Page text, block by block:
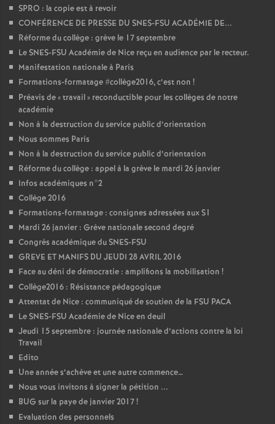
SPRO : la copie est à revoir
CONFÉRENCE DE PRESSE DU SNES-FSU ACADÉMIE DE...
Réforme du collège : grève le 17 septembre
Le SNES-FSU Académie de Nice reçu en audience par le recteur.
Manifestation nationale à Paris
Formations-formatage #collège2016, c’est non !
Préavis de «travail» reconductible pour les collèges de notre
académie
Non à la destruction du service public d’orientation
Nous sommes Paris
Non à la destruction du service public d’orientation
Réforme du collège : appel à la grève le mardi 26 janvier
Infos académiques n°2
Collège 2016
Formations-formatage : consignes adressées aux S1
Mardi 26 janvier : Grève nationale second degré
Congrès académique du SNES-FSU
GREVE ET MANIFS DU JEUDI 28 AVRIL 2016
Face au déni de démocratie : amplifions la mobilisation !
Collège2016 : Résistance pédagogique
Attentat de Nice : communiqué de soutien de la FSU PACA
Le SNES-FSU Académie de Nice en deuil
Jeudi 15 septembre : journée nationale d’actions contre la loi
Travail
Edito
Une année s’achève et une autre commence…
Nous vous invitons à signer la pétition ...
BUG sur la paye de janvier 2017!
Evaluation des personnels